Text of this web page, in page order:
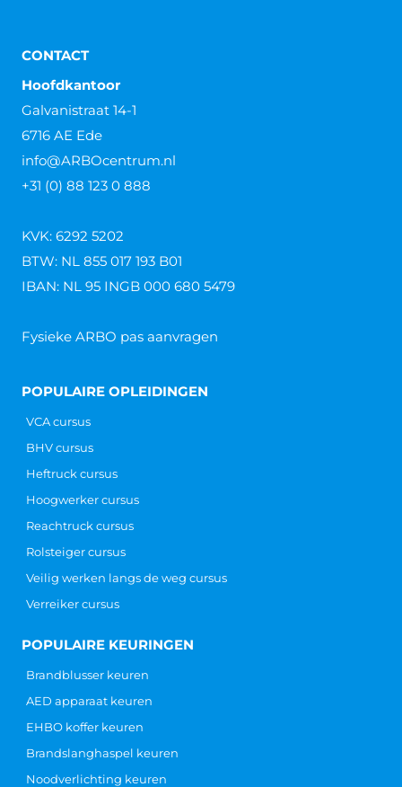
CONTACT
Hoofdkantoor
Galvanistraat 14-1
6716 AE Ede
info@ARBOcentrum.nl
+31 (0) 88 123 0 888
KVK: 6292 5202
BTW: NL 855 017 193 B01
IBAN: NL 95 INGB 000 680 5479
Fysieke ARBO pas aanvragen
POPULAIRE OPLEIDINGEN
VCA cursus
BHV cursus
Heftruck cursus
Hoogwerker cursus
Reachtruck cursus
Rolsteiger cursus
Veilig werken langs de weg cursus
Verreiker cursus
POPULAIRE KEURINGEN
Brandblusser keuren
AED apparaat keuren
EHBO koffer keuren
Brandslanghaspel keuren
Noodverlichting keuren